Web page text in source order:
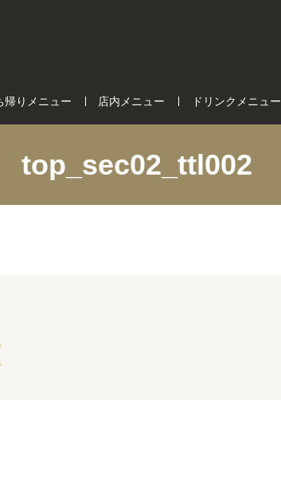
帰りメニュー 店内メニュー ドリンクメニュー
top_sec02_ttl002